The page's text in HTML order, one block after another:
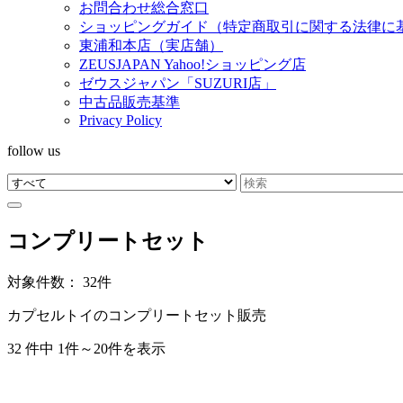
お問合わせ総合窓口
ショッピングガイド（特定商取引に関する法律に
東浦和本店（実店舗）
ZEUSJAPAN Yahoo!ショッピング店
ゼウスジャパン「SUZURI店」
中古品販売基準
Privacy Policy
follow us
コンプリートセット
対象件数： 32件
カプセルトイのコンプリートセット販売
32 件中 1件～20件を表示